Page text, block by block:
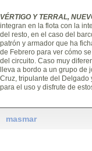
VÉRTIGO Y TERRAL,
integran en la flota con la
del resto, en el caso del
patrón y armador que ha
de Febrero para ver cómo
del circuito. Caso muy
lleva a bordo a un grupo de
Cruz, tripulante del Delgado
para el uso y disfrute de
masmar